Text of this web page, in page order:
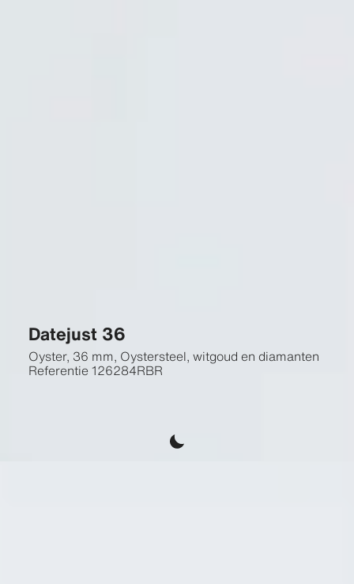
Datejust 36
Oyster, 36 mm, Oystersteel, witgoud en diamanten
Referentie126284RBR